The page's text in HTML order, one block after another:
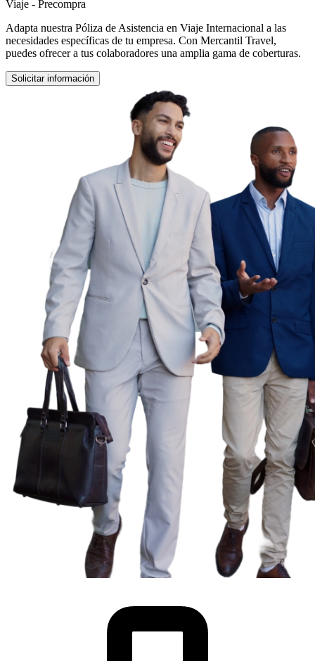
Viaje - Precompra
Adapta nuestra Póliza de Asistencia en Viaje Internacional a las
necesidades específicas de tu empresa. Con Mercantil Travel,
puedes ofrecer a tus colaboradores una amplia gama de coberturas.
Solicitar información